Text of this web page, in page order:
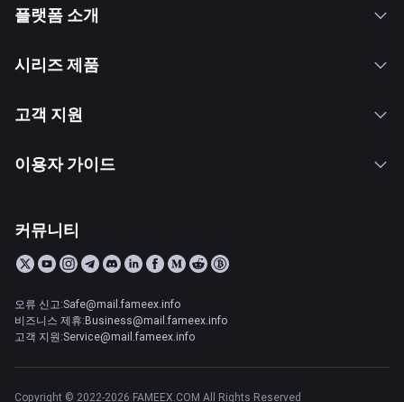
플랫폼 소개
시리즈 제품
고객 지원
이용자 가이드
커뮤니티
오류 신고:Safe@mail.fameex.info
비즈니스 제휴:Business@mail.fameex.info
고객 지원:Service@mail.fameex.info
Copyright © 2022-2026 FAMEEX.COM All Rights Reserved